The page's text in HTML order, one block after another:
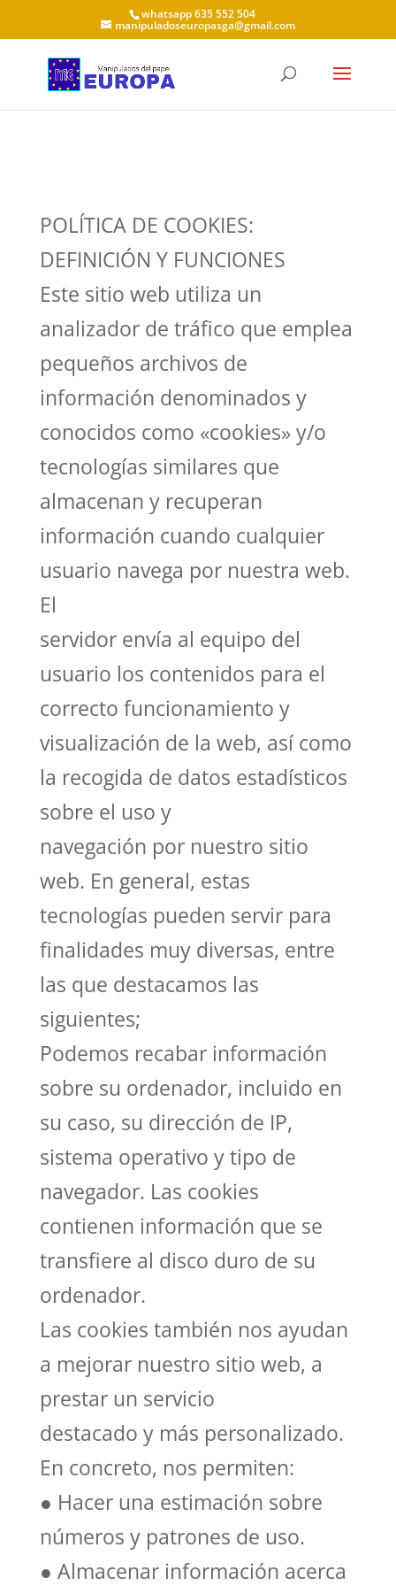
whatsapp 635 552 504
manipuladoseuropasga@gmail.com
POLÍTICA DE COOKIES:
DEFINICIÓN Y FUNCIONES
Este sitio web utiliza un
analizador de tráfico que emplea
pequeños archivos de
información denominados y
conocidos como «cookies» y/o
tecnologías similares que
almacenan y recuperan
información cuando cualquier
usuario navega por nuestra web.
El
servidor envía al equipo del
usuario los contenidos para el
correcto funcionamiento y
visualización de la web, así como
la recogida de datos estadísticos
sobre el uso y
navegación por nuestro sitio
web. En general, estas
tecnologías pueden servir para
finalidades muy diversas, entre
las que destacamos las
siguientes;
Podemos recabar información
sobre su ordenador, incluido en
su caso, su dirección de IP,
sistema operativo y tipo de
navegador. Las cookies
contienen información que se
transfiere al disco duro de su
ordenador.
Las cookies también nos ayudan
a mejorar nuestro sitio web, a
prestar un servicio
destacado y más personalizado.
En concreto, nos permiten:
● Hacer una estimación sobre
números y patrones de uso.
● Almacenar información acerca